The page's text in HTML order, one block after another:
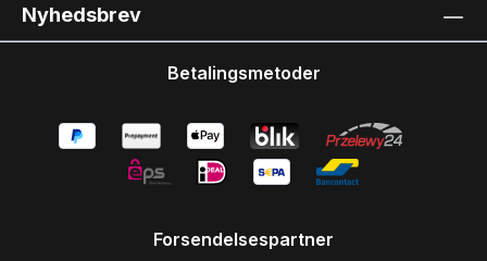
Nyhedsbrev
Betalingsmetoder
Forsendelsespartner